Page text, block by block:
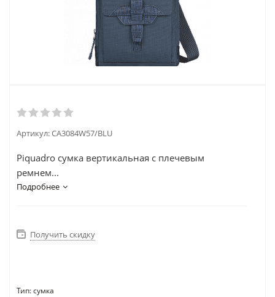
Артикул:CA3084W57/BLU
Piquadro сумка вертикальная с плечевым
ремнем...
Подробнее
Получить скидку
Тип: сумка